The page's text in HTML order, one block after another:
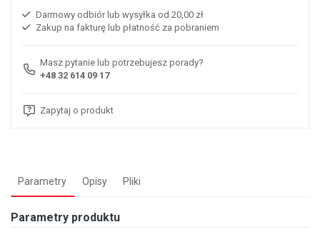
Darmowy odbiór lub wysyłka od 20,00 zł
Zakup na fakturę lub płatność za pobraniem
Masz pytanie lub potrzebujesz porady?
+48 32 614 09 17
Zapytaj o produkt
Parametry Opisy Pliki
Parametry produktu